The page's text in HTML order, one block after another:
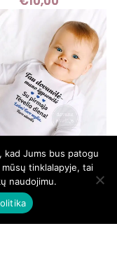
TĖTĮ SMĖLINUKAS
„DOVANĖLĖ
ŠYPSENĖLĖ“
€10,00
kad Jums bus patogu
tinklalapyje, tai
naudojimu.